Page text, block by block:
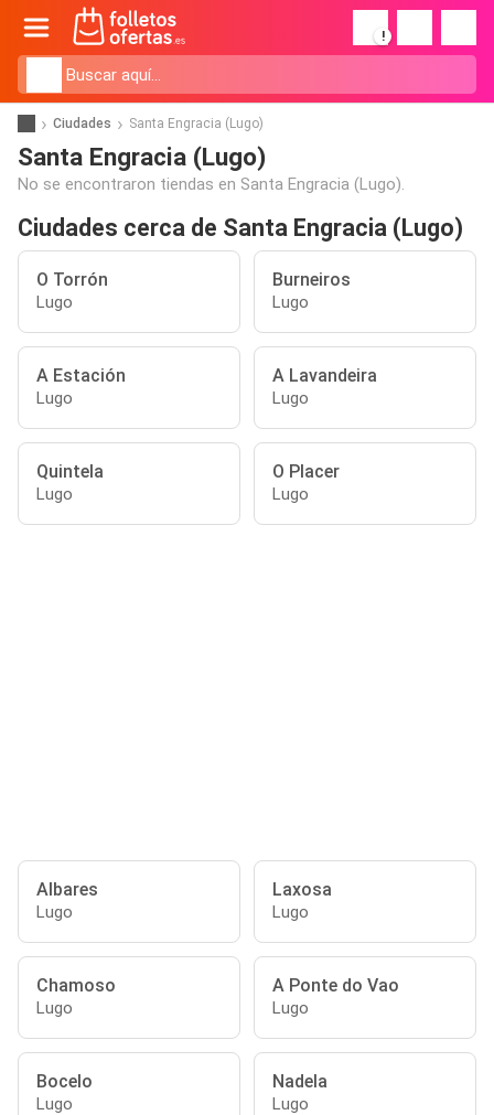
!
Ciudades Santa Engracia (Lugo)
Santa Engracia (Lugo)
No se encontraron tiendas en Santa Engracia (Lugo).
Ciudades cerca de Santa Engracia (Lugo)
O Torrón
Lugo
Burneiros
Lugo
A Estación
Lugo
A Lavandeira
Lugo
Quintela
Lugo
O Placer
Lugo
Albares
Lugo
Laxosa
Lugo
Chamoso
Lugo
A Ponte do Vao
Lugo
Bocelo
Lugo
Nadela
Lugo